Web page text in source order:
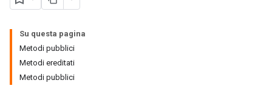
Su questa pagina
Metodi pubblici
Metodi ereditati
Metodi pubblici